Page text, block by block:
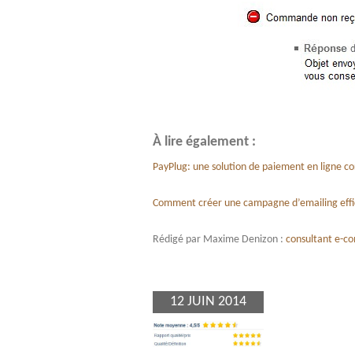
À lire également :
PayPlug: une solution de paiement en ligne
Comment créer une campagne d’emailing
Rédigé par Maxime Denizon :consultant e-
12 JUIN 2014